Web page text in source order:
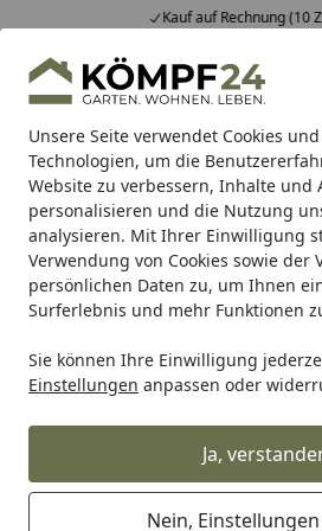
Unsere Seite verwendet Cookies
Technologien, um die
Website zu verbessern, Inhalte und
personalisieren und die Nutzung
analysieren. Mit Ihrer Einwilligung
Verwendung von Cookies sowie
persönlichen Daten zu, um Ihnen
Surferlebnis und mehr Funktionen
Sie können Ihre Einwilligung
Einstellungen anpassen oder
Ja,
Nein,
Kauf auf Rechnung (10
Alle Produkte
Mein Konto
Suchen
Startseite
Alpina Alpina Innenfarben
Alpina Innenfarben